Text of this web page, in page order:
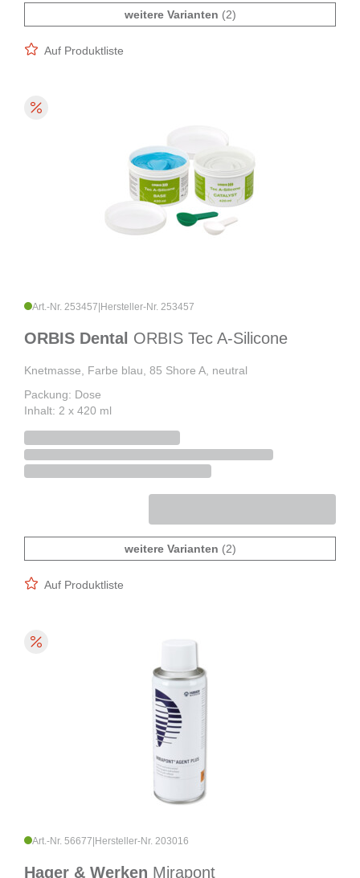
weitere Varianten (2)
Auf Produktliste
Art.-Nr. 253457 Hersteller-Nr. 253457
ORBIS Dental ORBIS Tec A-Silicone
Knetmasse, Farbe blau, 85 Shore A, neutral
Packung: Dose
Inhalt: 2 x 420 ml
weitere Varianten (2)
Auf Produktliste
Art.-Nr. 56677 Hersteller-Nr. 203016
Hager & Werken Mirapont